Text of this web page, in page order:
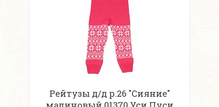
Рейтузы д/д р.26 "Сияние"